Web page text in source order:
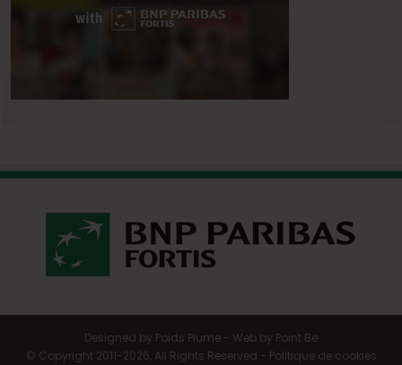
Designed by Poids Plume - Web by Point Be
© Copyright 2011-2026, All Rights Reserved - Politique de cookies